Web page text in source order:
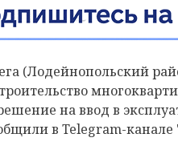
(Лодейнопольский
на ввод в
в Telegram-